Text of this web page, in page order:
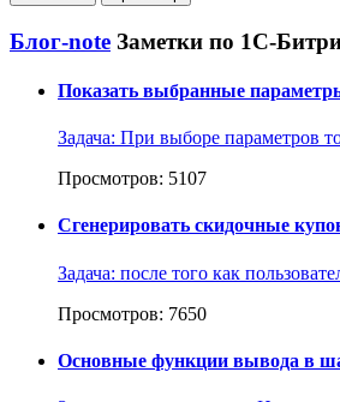
Блог-note Заметки по 1С-
Показать выбранные
Задача: При выборе параметров
Просмотров: 5107
Сгенерировать скидочные
Задача: после того как
Просмотров: 7650
Основные функции вывода в